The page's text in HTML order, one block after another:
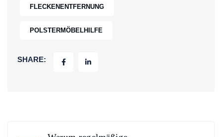
FLECKENENTFERNUNG
POLSTERMÖBELHILFE
SHARE: